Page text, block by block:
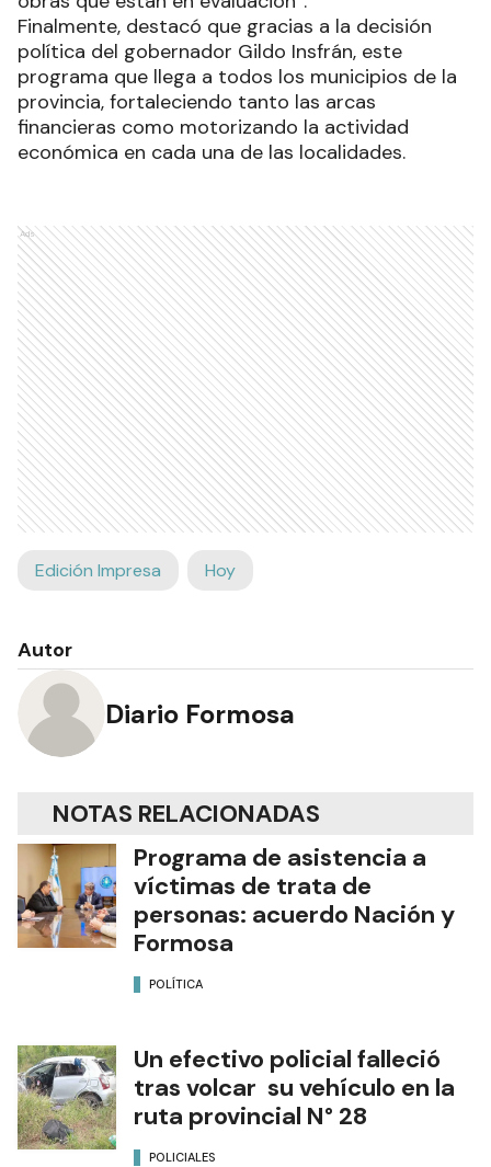
Finalmente, destacó que gracias a la decisión
política del gobernador Gildo Insfrán, este
programa que llega a todos los municipios de la
provincia, fortaleciendo tanto las arcas
financieras como motorizando la actividad
económica en cada una de las localidades.
Ads
Edición Impresa Hoy
Autor
Diario Formosa
NOTAS RELACIONADAS
Programa de asistencia a
víctimas de trata de
personas: acuerdo Nación y
Formosa
POLÍTICA
Un efectivo policial falleció
tras volcar su vehículo en la
ruta provincial N° 28
POLICIALES